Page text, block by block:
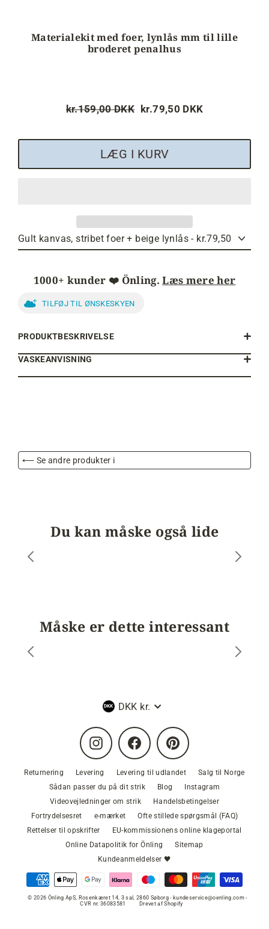
Materialekit med foer, lynlås mm til lille
broderet penalhus
Normalpris
kr.159,00 DKKTilbudspris
kr.79,50 DKK
LÆG I KURV
1000+ kunder ❤️ Önling.Læs mere her
TILFØJ TIL ØNSKESKYEN
PRODUKTBESKRIVELSE
VASKEANVISNING
⟵ Se andre produkter i
Du kan måske også lide
Måske er dette interessant
Valuta
DKK kr.
Instagram Facebook Pinterest
Returnering Levering Levering til udlandet
Salg til Norge
Sådan passer du på dit strik
Blog
Instagram
Videovejledninger om strik
Handelsbetingelser
Fortrydelsesret
e-mærket
Ofte stillede spørgsmål (FAQ)
Rettelser til opskrifter
EU-kommissionens online klageportal
Online Datapolitik for Önling
Sitemap
Kundeanmeldelser 🖤
© 2026 Önling ApS, Rosenkæret 14, 3 sal, 2860 Søborg - kundeservice@oenling.com -
CVR nr. 36083581
Drevet af Shopify